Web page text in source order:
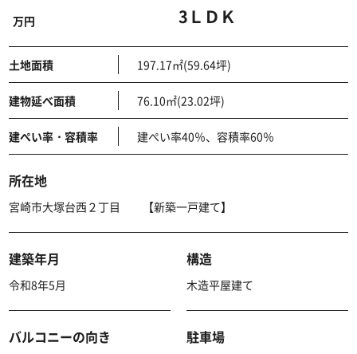
万円 3ＬＤＫ
土地面積 197.17㎡(59.64坪)
建物延べ面積 76.10㎡(23.02坪)
建ぺい率・容積率 建ぺい率40％、容積率60％
所在地
宮崎市大塚台西２丁目 【新築一戸建て】
建築年月
令和8年5月
構造
木造平屋建て
バルコニーの向き 駐車場